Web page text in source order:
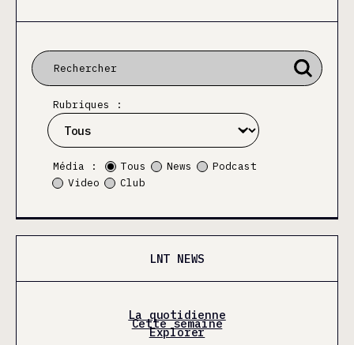
Rubriques :
Média : Tous News
Podcast
Video
Club
LNT NEWS
La quotidienne
Cette semaine
Explorer